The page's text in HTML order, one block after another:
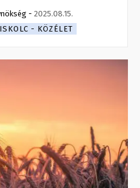
- 2025.08.15.
- KÖZÉLET